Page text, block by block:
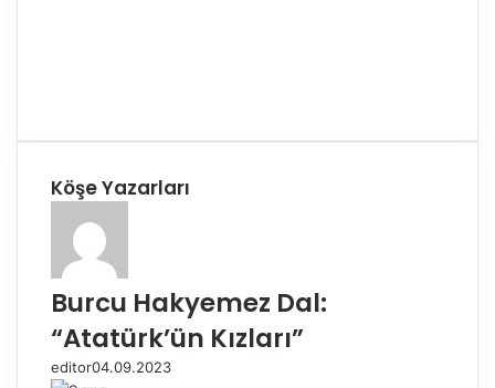
Köşe Yazarları
Burcu Hakyemez Dal:
“Atatürk’ün Kızları”
editor04.09.2023